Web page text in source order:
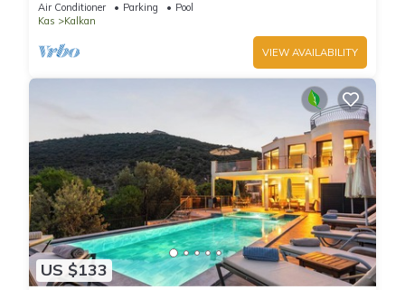
Air Conditioner Parking
Pool
Kas
Kalkan
VIEW AVAILABILITY
US $133